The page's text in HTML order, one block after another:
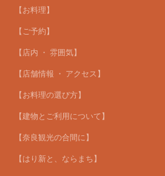
【お料理】
【ご予約】
【店内 ・ 雰囲気】
【店舗情報 ・ アクセス】
【お料理の選び方】
【建物とご利用について】
【奈良観光の合間に】
【はり新と、ならまち】